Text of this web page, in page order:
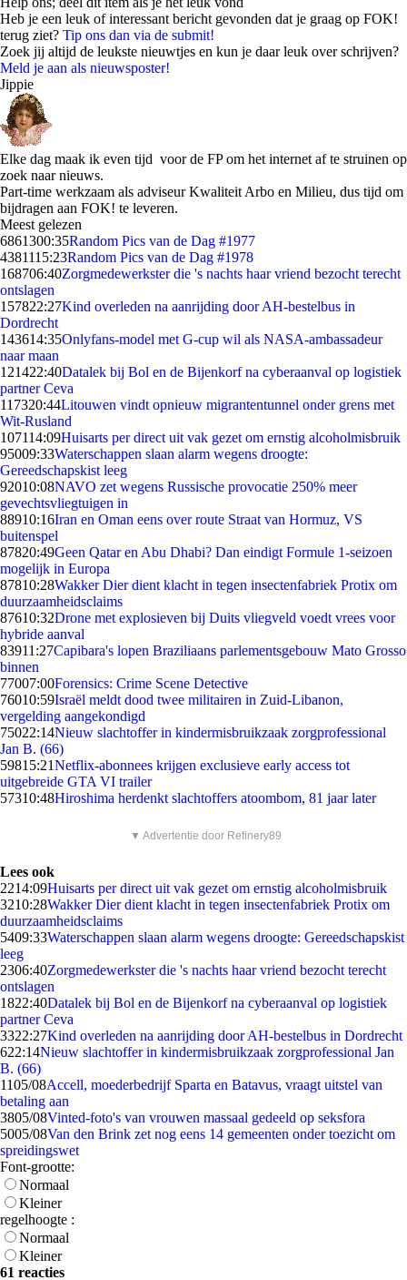
Heb je een leuk of interessant bericht gevonden dat je graag op FOK!
terug ziet? Tip ons dan via de submit!
Zoek jij altijd de leukste nieuwtjes en kun je daar leuk over schrijven?
Meld je aan als nieuwsposter!
Jippie
Elke dag maak ik even tijd voor de FP om het internet af te struinen op
zoek naar nieuws.
Part-time werkzaam als adviseur Kwaliteit Arbo en Milieu, dus tijd om
bijdragen aan FOK! te leveren.
Meest gelezen
6861300:35Random Pics van de Dag #1977
4381115:23Random Pics van de Dag #1978
168706:40Zorgmedewerkster die 's nachts haar vriend bezocht terecht
ontslagen
157822:27Kind overleden na aanrijding door AH-bestelbus in
Dordrecht
143614:35Onlyfans-model met G-cup wil als NASA-ambassadeur
naar maan
121422:40Datalek bij Bol en de Bijenkorf na cyberaanval op logistiek
partner Ceva
117320:44Litouwen vindt opnieuw migrantentunnel onder grens met
Wit-Rusland
107114:09Huisarts per direct uit vak gezet om ernstig alcoholmisbruik
95009:33Waterschappen slaan alarm wegens droogte:
Gereedschapskist leeg
92010:08NAVO zet wegens Russische provocatie 250% meer
gevechtsvliegtuigen in
88910:16Iran en Oman eens over route Straat van Hormuz, VS
buitenspel
87820:49Geen Qatar en Abu Dhabi? Dan eindigt Formule 1-seizoen
mogelijk in Europa
87810:28Wakker Dier dient klacht in tegen insectenfabriek Protix om
duurzaamheidsclaims
87610:32Drone met explosieven bij Duits vliegveld voedt vrees voor
hybride aanval
83911:27Capibara's lopen Braziliaans parlementsgebouw Mato Grosso
binnen
77007:00Forensics: Crime Scene Detective
76010:59Israël meldt dood twee militairen in Zuid-Libanon,
vergelding aangekondigd
75022:14Nieuw slachtoffer in kindermisbruikzaak zorgprofessional
Jan B. (66)
59815:21Netflix-abonnees krijgen exclusieve early access tot
uitgebreide GTA VI trailer
57310:48Hiroshima herdenkt slachtoffers atoombom, 81 jaar later
▼ Advertentie door Refinery89
Lees ook
2214:09Huisarts per direct uit vak gezet om ernstig alcoholmisbruik
3210:28Wakker Dier dient klacht in tegen insectenfabriek Protix om
duurzaamheidsclaims
5409:33Waterschappen slaan alarm wegens droogte: Gereedschapskist
leeg
2306:40Zorgmedewerkster die 's nachts haar vriend bezocht terecht
ontslagen
1822:40Datalek bij Bol en de Bijenkorf na cyberaanval op logistiek
partner Ceva
3322:27Kind overleden na aanrijding door AH-bestelbus in Dordrecht
622:14Nieuw slachtoffer in kindermisbruikzaak zorgprofessional Jan
B. (66)
1105/08Accell, moederbedrijf Sparta en Batavus, vraagt uitstel van
betaling aan
3805/08Vinted-foto's van vrouwen massaal gedeeld op seksfora
5005/08Van den Brink zet nog eens 14 gemeenten onder toezicht om
spreidingswet
Font-grootte:
Normaal
Kleiner
regelhoogte :
Normaal
Kleiner
61 reacties